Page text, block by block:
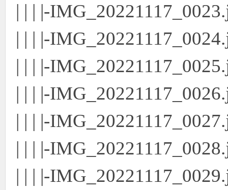
| | | |-
| | | |-
| | | |-
| | | |-
| | | |-
| | | |-
| | | |-